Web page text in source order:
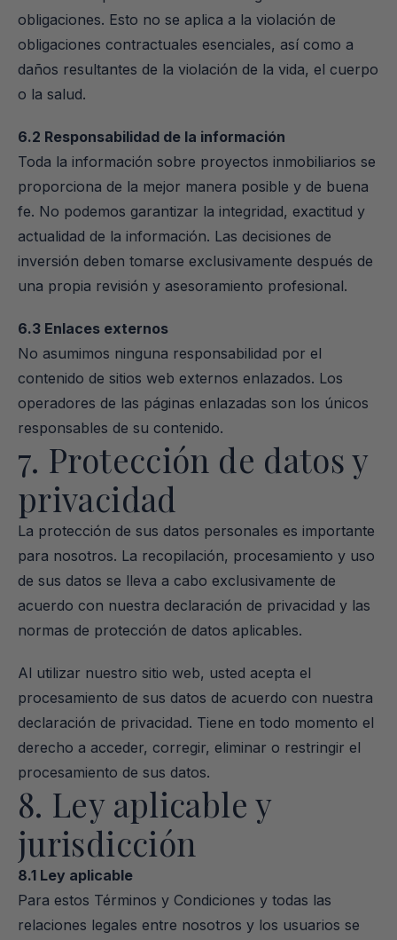
obligaciones. Esto no se aplica a la violación de
obligaciones contractuales esenciales, así como a
daños resultantes de la violación de la vida, el cuerpo
o la salud.
6.2 Responsabilidad de la información
Toda la información sobre proyectos inmobiliarios se
proporciona de la mejor manera posible y de buena
fe. No podemos garantizar la integridad, exactitud y
actualidad de la información. Las decisiones de
inversión deben tomarse exclusivamente después de
una propia revisión y asesoramiento profesional.
6.3 Enlaces externos
No asumimos ninguna responsabilidad por el
contenido de sitios web externos enlazados. Los
operadores de las páginas enlazadas son los únicos
responsables de su contenido.
7. Protección de datos y
privacidad
La protección de sus datos personales es importante
para nosotros. La recopilación, procesamiento y uso
de sus datos se lleva a cabo exclusivamente de
acuerdo con nuestra declaración de privacidad y las
normas de protección de datos aplicables.
Al utilizar nuestro sitio web, usted acepta el
procesamiento de sus datos de acuerdo con nuestra
declaración de privacidad. Tiene en todo momento el
derecho a acceder, corregir, eliminar o restringir el
procesamiento de sus datos.
8. Ley aplicable y
jurisdicción
8.1 Ley aplicable
Para estos Términos y Condiciones y todas las
relaciones legales entre nosotros y los usuarios se